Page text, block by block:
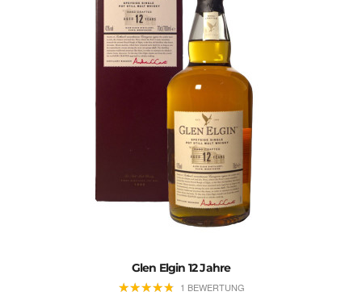
Glen Elgin 12 Jahre
★★★★★
★★★★★ 1 BEWERTUNG